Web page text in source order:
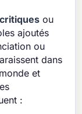
ou
ajoutés
ou
dans
et
: